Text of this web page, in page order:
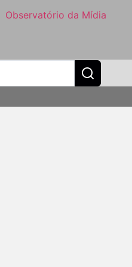
Observatório da Mídia